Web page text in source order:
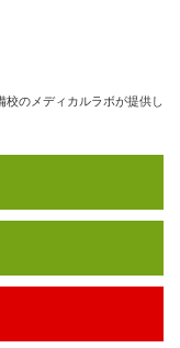
のメディカルラボが提供し